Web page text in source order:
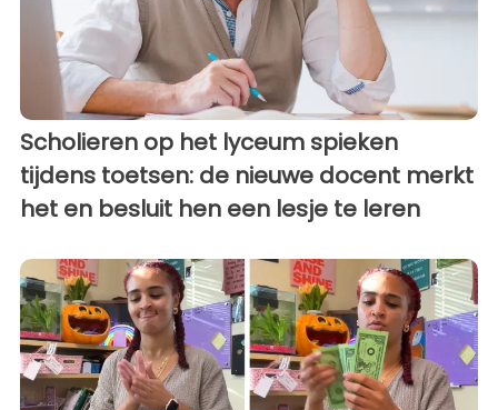
Scholieren op het lyceum spieken
tijdens toetsen: de nieuwe docent merkt
het en besluit hen een lesje te leren